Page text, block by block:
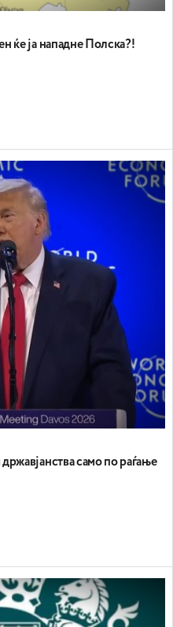
ќе ја нападне Полска?!
само по раѓање